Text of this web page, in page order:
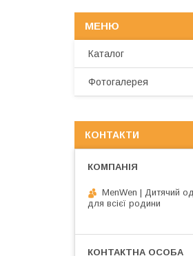
Каталог
Фотогалерея
КОНТАКТИ
MenWen | Дитячий
для всієї родини